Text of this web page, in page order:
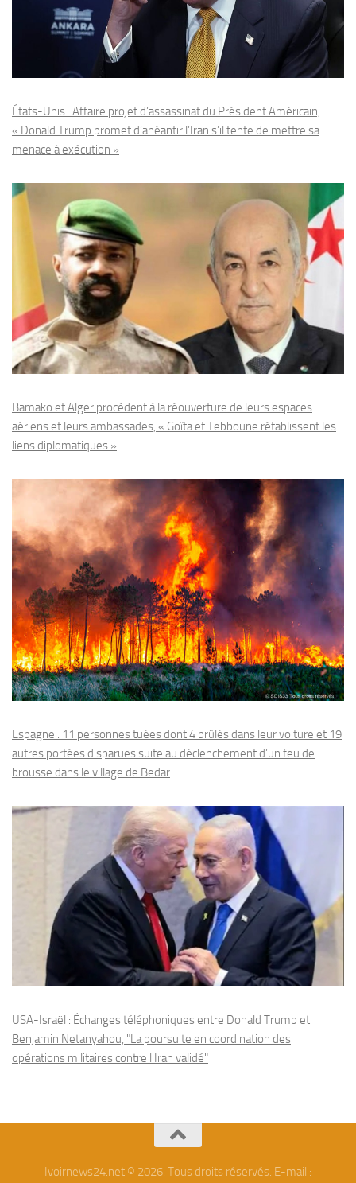
États-Unis : Affaire projet d’assassinat du Président Américain,
« Donald Trump promet d’anéantir l’Iran s’il tente de mettre sa
menace à exécution »
Bamako et Alger procèdent à la réouverture de leurs espaces
aériens et leurs ambassades, « Goïta et Tebboune rétablissent les
liens diplomatiques »
Espagne : 11 personnes tuées dont 4 brûlés dans leur voiture et 19
autres portées disparues suite au déclenchement d’un feu de
brousse dans le village de Bedar
USA-Israël : Échanges téléphoniques entre Donald Trump et
Benjamin Netanyahou, "La poursuite en coordination des
opérations militaires contre l'Iran validé"
Ivoirnews24.net © 2026. Tous droits réservés. E-mail :